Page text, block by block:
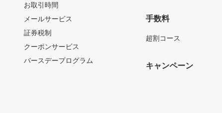
お取引時間
メールサービス
証券税制
クーポンサービス
バースデープログラム
手数料
超割コース
キャンペーン